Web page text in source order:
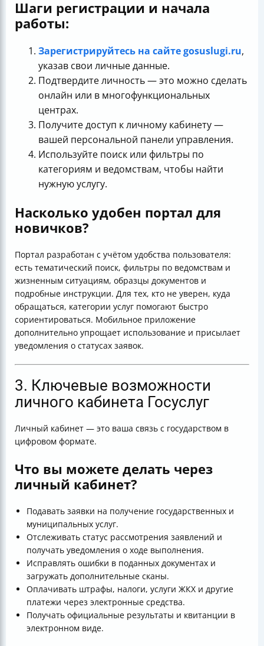
Шаги регистрации и начала
работы:
Зарегистрируйтесь на сайте gosuslugi.ru,
указав свои личные данные.
Подтвердите личность — это можно сделать
онлайн или в многофункциональных
центрах.
Получите доступ к личному кабинету —
вашей персональной панели управления.
Используйте поиск или фильтры по
категориям и ведомствам, чтобы найти
нужную услугу.
Насколько удобен портал для
новичков?
Портал разработан с учётом удобства пользователя:
есть тематический поиск, фильтры по ведомствам и
жизненным ситуациям, образцы документов и
подробные инструкции. Для тех, кто не уверен, куда
обращаться, категории услуг помогают быстро
сориентироваться. Мобильное приложение
дополнительно упрощает использование и присылает
уведомления о статусах заявок.
3. Ключевые возможности
личного кабинета Госуслуг
Личный кабинет — это ваша связь с государством в
цифровом формате.
Что вы можете делать через
личный кабинет?
Подавать заявки на получение государственных и
муниципальных услуг.
Отслеживать статус рассмотрения заявлений и
получать уведомления о ходе выполнения.
Исправлять ошибки в поданных документах и
загружать дополнительные сканы.
Оплачивать штрафы, налоги, услуги ЖКХ и другие
платежи через электронные средства.
Получать официальные результаты и квитанции в
электронном виде.